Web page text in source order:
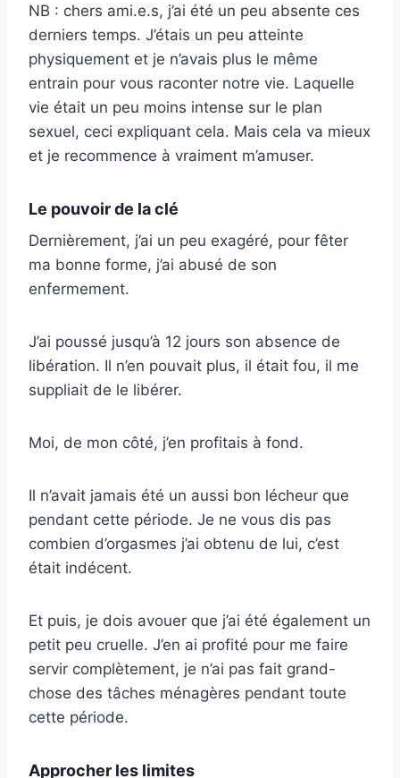
NB : chers ami.e.s, j’ai été un peu absente ces
derniers temps. J’étais un peu atteinte
physiquement et je n’avais plus le même
entrain pour vous raconter notre vie. Laquelle
vie était un peu moins intense sur le plan
sexuel, ceci expliquant cela. Mais cela va mieux
et je recommence à vraiment m’amuser.
Le pouvoir de la clé
Dernièrement, j’ai un peu exagéré, pour fêter
ma bonne forme, j’ai abusé de son
enfermement.
J’ai poussé jusqu’à 12 jours son absence de
libération. Il n’en pouvait plus, il était fou, il me
suppliait de le libérer.
Moi, de mon côté, j’en profitais à fond.
Il n’avait jamais été un aussi bon lécheur que
pendant cette période. Je ne vous dis pas
combien d’orgasmes j’ai obtenu de lui, c’est
était indécent.
Et puis, je dois avouer que j’ai été également un
petit peu cruelle. J’en ai profité pour me faire
servir complètement, je n’ai pas fait grand-
chose des tâches ménagères pendant toute
cette période.
Approcher les limites